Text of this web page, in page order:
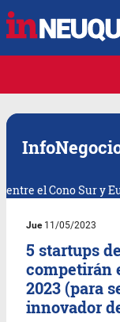
entre el Cono Sur y
Jue11/05/2023
5 startups
competirán
2023 (para
innovador